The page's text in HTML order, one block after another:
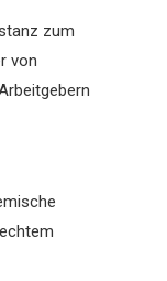
zum
von